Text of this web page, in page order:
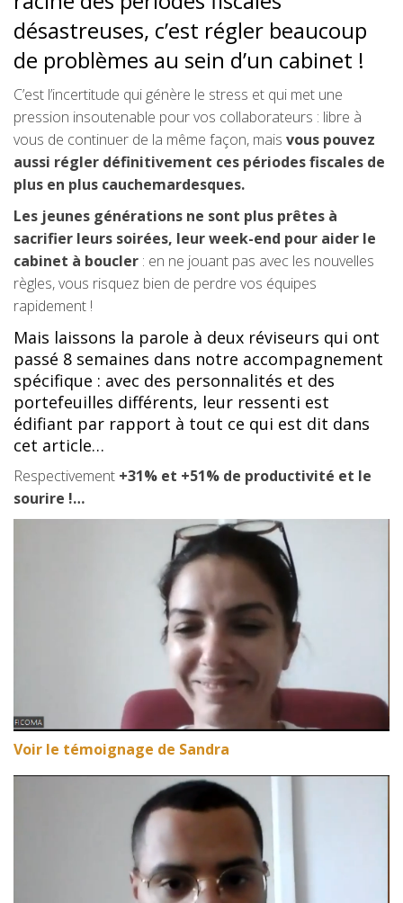
désastreuses, c’est régler beaucoup
de problèmes au sein d’un cabinet !
C’est l’incertitude qui génère le stress et qui met une
pression insoutenable pour vos collaborateurs : libre à
vous de continuer de la même façon, mais vous pouvez
aussi régler définitivement ces périodes fiscales de
plus en plus cauchemardesques.
Les jeunes générations ne sont plus prêtes à
sacrifier leurs soirées, leur week-end pour aider le
cabinet à boucler : en ne jouant pas avec les nouvelles
règles, vous risquez bien de perdre vos équipes
rapidement !
Mais laissons la parole à deux réviseurs qui ont
passé 8 semaines dans notre accompagnement
spécifique : avec des personnalités et des
portefeuilles différents, leur ressenti est
édifiant par rapport à tout ce qui est dit dans
cet article…
Respectivement +31% et +51% de productivité et le
sourire !…
Voir le témoignage de Sandra